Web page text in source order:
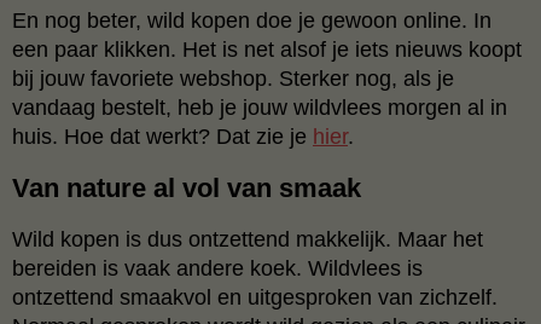
En nog beter, wild kopen doe je gewoon online. In
een paar klikken. Het is net alsof je iets nieuws koopt
bij jouw favoriete webshop. Sterker nog, als je
vandaag bestelt, heb je jouw wildvlees morgen al in
huis. Hoe dat werkt? Dat zie je hier.
Van nature al vol van smaak
Wild kopen is dus ontzettend makkelijk. Maar het
bereiden is vaak andere koek. Wildvlees is
ontzettend smaakvol en uitgesproken van zichzelf.